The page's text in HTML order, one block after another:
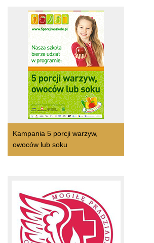
Kampania 5 porcji warzyw,
owoców lub soku